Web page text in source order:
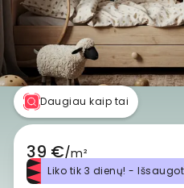
Daugiau kaip tai
39 €/m²
Liko tik 3 dienų! -